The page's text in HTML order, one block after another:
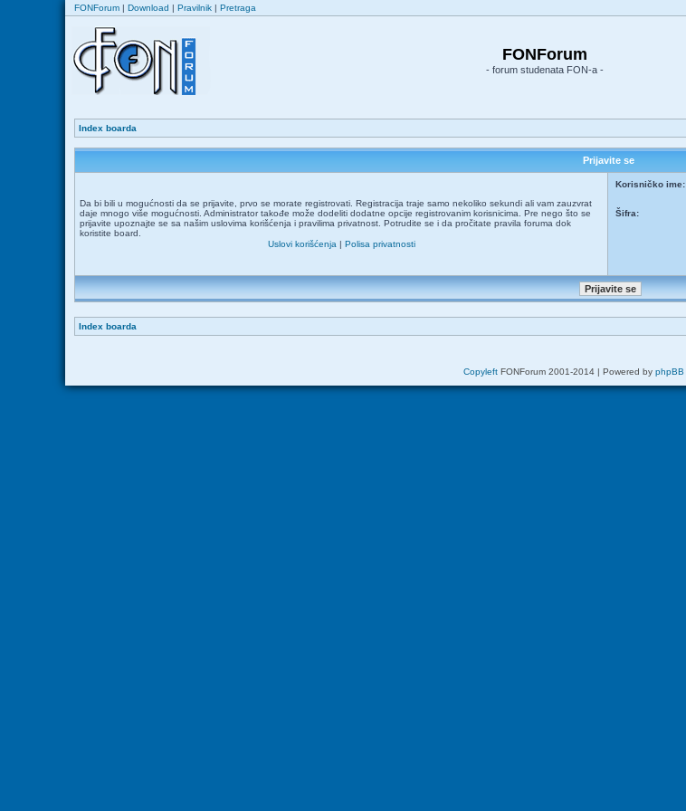
FONForum | Download | Pravilnik | Pretraga
FONForum
- forum studenata FON-a -
Index boarda
Prijavite se
Da bi bili u mogućnosti da se prijavite, prvo se morate registrovati. Registracija traje samo nekoliko sekundi ali vam zauzvrat
daje mnogo više mogućnosti. Administrator takođe može dodeliti dodatne opcije registrovanim korisnicima. Pre nego što se
prijavite upoznajte se sa našim uslovima korišćenja i pravilima privatnost. Potrudite se i da pročitate pravila foruma dok
koristite board.
Uslovi korišćenja | Polisa privatnosti
Korisničko ime:
Šifra:
Index boarda
CopyleftFONForum 2001-2014 | Powered by phpBB